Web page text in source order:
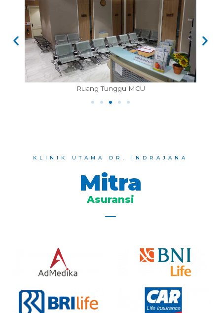
Ruang Tunggu Farmasi
KLINIK UTAMA DR. INDRAJANA
Mitra
Asuransi